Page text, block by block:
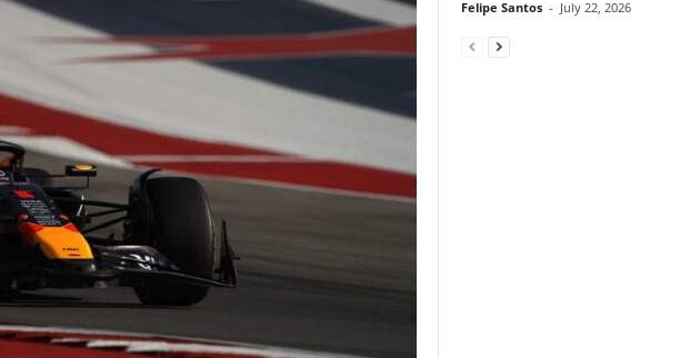
Felipe Santos - July 22, 2026